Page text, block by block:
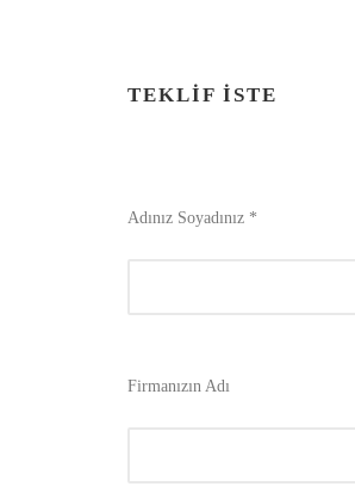
TEKLIF İSTE
Adınız Soyadınız *
Firmanızın Adı